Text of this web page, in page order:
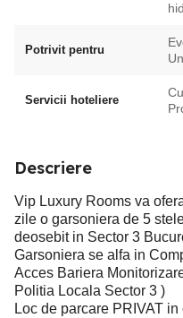
Potrivit pentru
Servicii hoteliere
Descriere
Vip Luxury Rooms va
zile o garsoniera de 5
deosebit in Sector 3
Garsoniera se alfa in
Acces Bariera
Politia Locala Sector 3 )
Loc de parcare PRIVAT